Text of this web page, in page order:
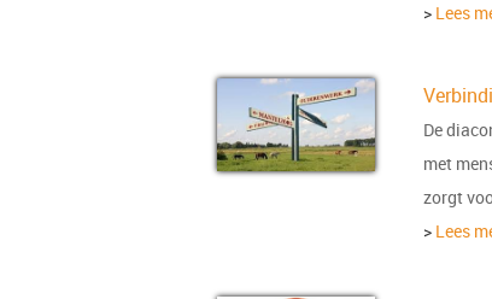
>Lees
De
met
zorgt
>Lees